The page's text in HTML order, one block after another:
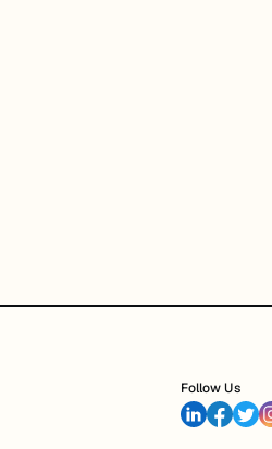
Follow Us